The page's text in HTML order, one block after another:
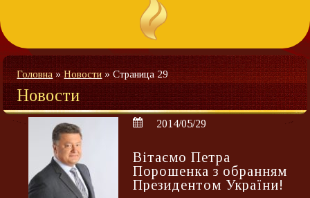
Головна»Новости»Страница 29
Новости
2014/05/29
Вітаємо Петра
Порошенка з обранням
Президентом України!